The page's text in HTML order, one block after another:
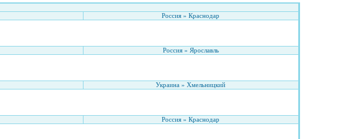
Россия » Краснодар
Россия » Ярославль
Украина » Хмельницкий
Россия » Краснодар